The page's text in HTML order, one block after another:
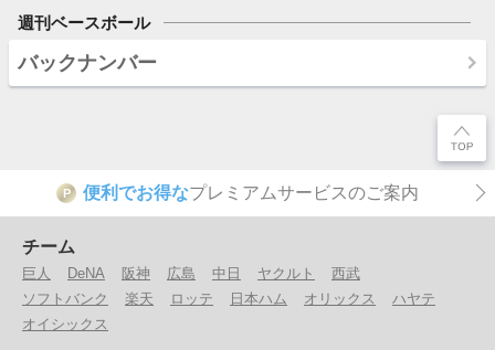
週刊ベースボール
バックナンバー
P 便利でお得なプレミアムサービスのご案内
チーム
巨人 DeNA 阪神 広島 中日 ヤクルト
西武
ソフトバンク
楽天 ロッテ 日本ハム オリックス
ハヤテ
オイシックス